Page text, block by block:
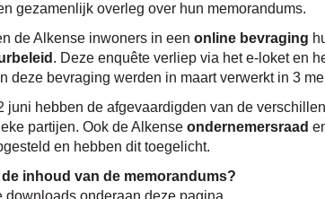
gezamenlijk overleg over hun memorandums.
de Alkense inwoners in een online bevraging
. Deze enquête verliep via het e-loket en
deze bevraging werden in maart verwerkt in 3
juni hebben de afgevaardigden van de
partijen. Ook de Alkense ondernemersraad
en hebben dit toegelicht.
inhoud van de memorandums?
downloads onderaan deze pagina.